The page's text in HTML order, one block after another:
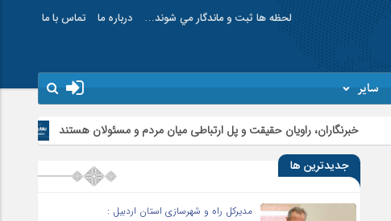
لحظه ها ثبت و ماندگار مي شوند… درباره ما تماس با ما
سایر
حقیقت و پل ارتباطی میان مردم و مسئولان هستند جاماندگان اربعین در
جدیدترین ها
مدیرکل راه و شهرسازی استان اردبیل :